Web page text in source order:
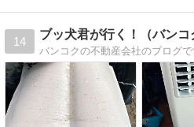
14
ブッ犬君が行く！（バンコ